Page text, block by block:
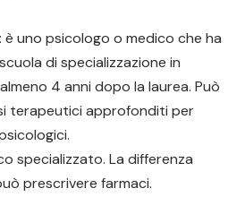
: è uno psicologo o medico che ha
di specializzazione in
4 anni dopo la laurea. Può
terapeutici approfonditi per
specializzato. La differenza
prescrivere farmaci.